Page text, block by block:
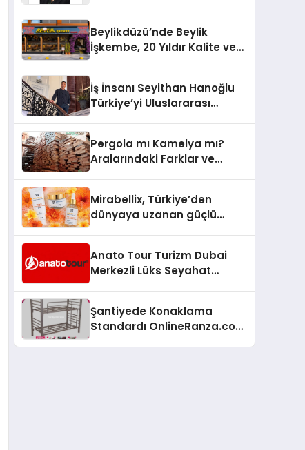
Beylikdüzü’nde Beylik
İşkembe, 20 Yıldır Kalite ve
İş İnsanı Seyithan Hanoğlu
Türkiye’yi Uluslararası
Pergola mı Kamelya mı?
Aralarındaki Farklar ve
Mirabellix, Türkiye’den
dünyaya uzanan güçlü
Anato Tour Turizm Dubai
Merkezli Lüks Seyahat
Şantiyede Konaklama
Standardı OnlineRanza.com